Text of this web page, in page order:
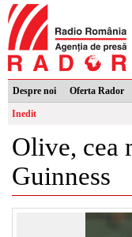
Despre noi Oferta Rador
Inedit
Olive, cea
Guinness